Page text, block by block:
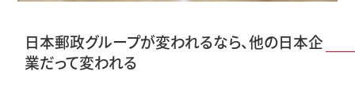
日本郵政グループが変われるなら、他の日本企
業だって変われる